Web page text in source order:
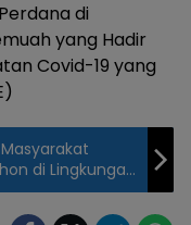
di
yang Hadir
Covid-19 yang
di Lingkungan
Jambi